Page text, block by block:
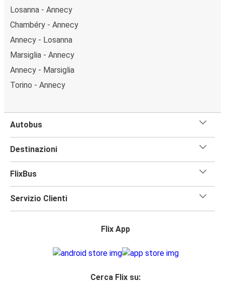
Losanna - Annecy
Chambéry - Annecy
Annecy - Losanna
Marsiglia - Annecy
Annecy - Marsiglia
Torino - Annecy
Autobus
Destinazioni
FlixBus
Servizio Clienti
Flix App
Cerca Flix su: